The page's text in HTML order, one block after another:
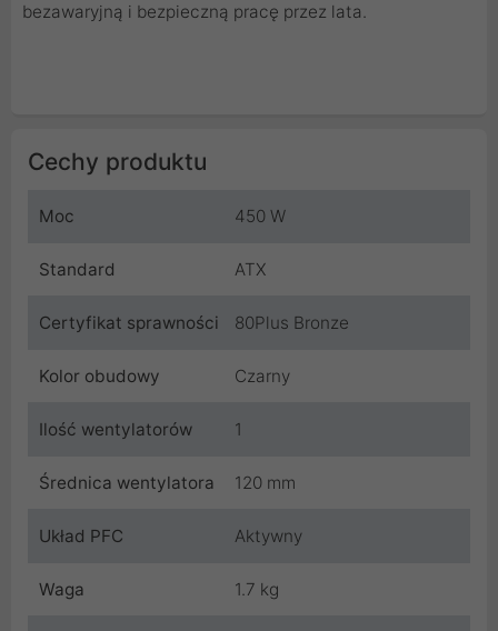
bezawaryjną i bezpieczną pracę przez lata.
Cechy produktu
Moc 450 W
Standard ATX
Certyfikat sprawności 80Plus Bronze
Kolor obudowy Czarny
Ilość wentylatorów 1
Średnica wentylatora 120 mm
Układ PFC Aktywny
Waga 1.7 kg